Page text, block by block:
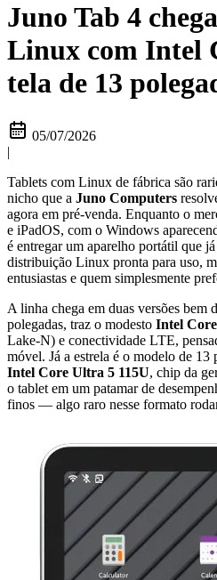
Juno Tab 4
Linux com Intel
tela de 13
05/07/2026
|
Tablets com Linux de fábrica são
nicho que a Juno Computers
agora em pré-venda. Enquanto o
e iPadOS, com o Windows
é entregar um aparelho portátil que
distribuição Linux pronta para uso,
entusiastas e quem simplesmente
A linha chega em duas versões bem
polegadas, traz o modesto Intel
Lake-N) e conectividade LTE,
móvel. Já a estrela é o modelo de 13
Intel Core Ultra 5 115U, chip da
o tablet em um patamar de
finos — algo raro nesse formato